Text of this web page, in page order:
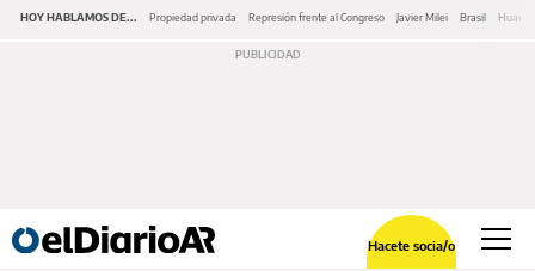
HOY HABLAMOS DE... Propiedad privada Represión frente al Congreso Javier Milei Brasil Huawei
Hacete socia/o